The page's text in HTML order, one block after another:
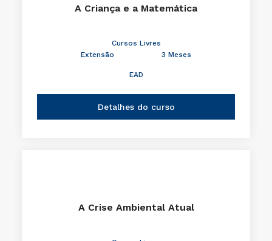
A Criança e a Matemática
Cursos Livres
Extensão
3 Meses
EAD
Detalhes do curso
A Crise Ambiental Atual